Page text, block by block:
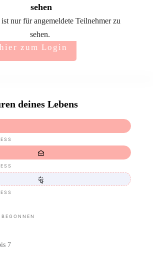
sehen
nur für angemeldete Teilnehmer zu
sehen.
zum Login
deines Lebens
7